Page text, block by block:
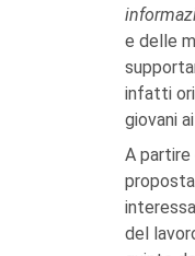
e delle
infatti
giovani
A partire
del